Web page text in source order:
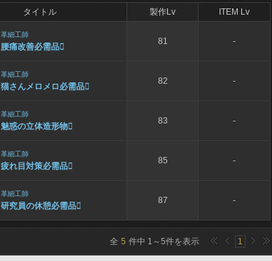
タイトル 製作Lv ITEM Lv
革細工師
腰痛改善必需品
81 -
革細工師
猫さんメロメロ必需品
82 -
革細工師
魅惑の立体造形物
83 -
革細工師
疲れ目対策必需品
85 -
革細工師
研究員の休憩必需品
87 -
全 5 件中 1 ～5件を表示 1